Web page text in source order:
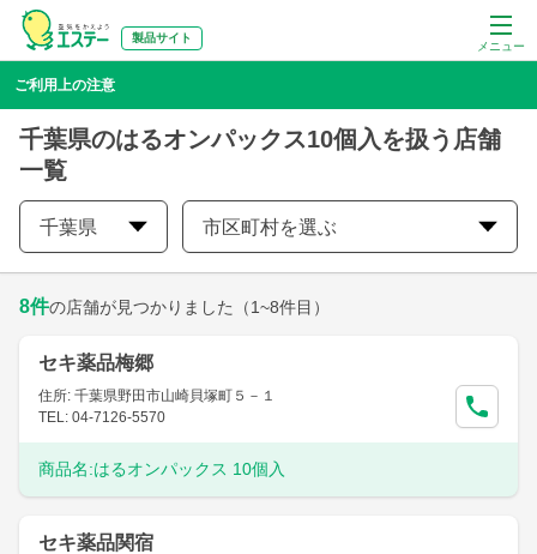
メニュー
製品サイト
ご利用上の注意
千葉県のはるオンパックス10個入を扱う店舗
一覧
千葉県 市区町村を選ぶ
8件の店舗が見つかりました （1~8件目）
セキ薬品梅郷
住所: 千葉県野田市山崎貝塚町５－１
TEL: 04-7126-5570
商品名:はるオンパックス 10個入
セキ薬品関宿